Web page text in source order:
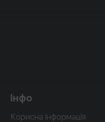
Інфо
Корисна інформація